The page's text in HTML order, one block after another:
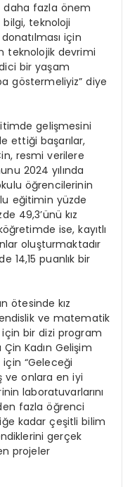
daha fazla önem
bilgi, teknoloji
için
teknolojik devrimi
bir yaşam
göstermeliyiz” diye
gelişmesini
ettiği başarılar,
resmi verilere
2024 yılında
öğrencilerinin
eğitimin yüzde
49,3’ünü kız
ise, kayıtlı
oluşturmaktadır
14,15 puanlık bir
ötesinde kız
ve matematik
için bir dizi program
Çin Kadın Gelişim
için “Geleceği
ve onlara en iyi
laboratuvarlarını
fazla öğrenci
kadar çeşitli bilim
gerçek
projeler